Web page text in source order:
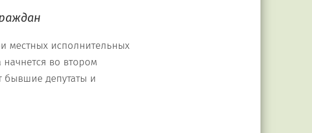
местных исполнительных
во втором
бывшие депутаты и